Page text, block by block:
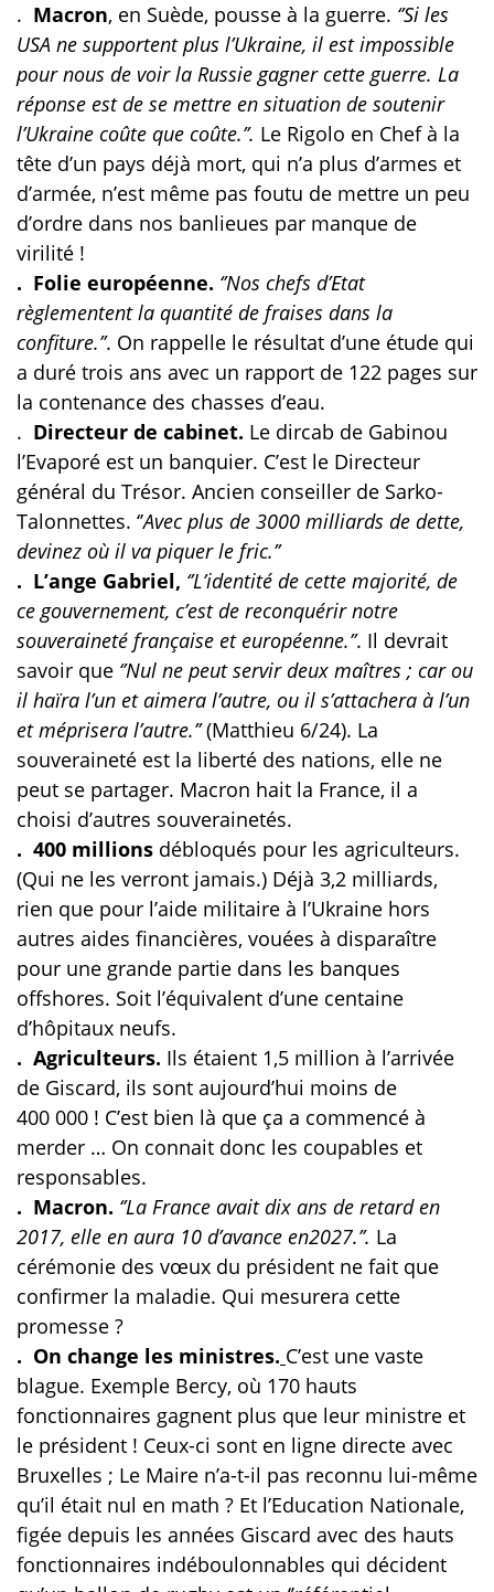
. Macron, en Suède, pousse à la guerre. ‘’Si les
USA ne supportent plus l’Ukraine, il est impossible
pour nous de voir la Russie gagner cette guerre. La
réponse est de se mettre en situation de soutenir
l’Ukraine coûte que coûte.’’. Le Rigolo en Chef à la
tête d’un pays déjà mort, qui n’a plus d’armes et
d’armée, n’est même pas foutu de mettre un peu
d’ordre dans nos banlieues par manque de
virilité !
. Folie européenne. ‘’Nos chefs d’Etat
règlementent la quantité de fraises dans la
confiture.’’. On rappelle le résultat d’une étude qui
a duré trois ans avec un rapport de 122 pages sur
la contenance des chasses d’eau.
. Directeur de cabinet. Le dircab de Gabinou
l’Evaporé est un banquier. C’est le Directeur
général du Trésor. Ancien conseiller de Sarko-
Talonnettes. ‘’Avec plus de 3000 milliards de dette,
devinez où il va piquer le fric.’’
. L’ange Gabriel, ‘’L’identité de cette majorité, de
ce gouvernement, c’est de reconquérir notre
souveraineté française et européenne.’’. Il devrait
savoir que ‘’Nul ne peut servir deux maîtres ; car ou
il haïra l’un et aimera l’autre, ou il s’attachera à l’un
et méprisera l’autre.’’(Matthieu 6/24). La
souveraineté est la liberté des nations, elle ne
peut se partager. Macron hait la France, il a
choisi d’autres souverainetés.
. 400 millions débloqués pour les agriculteurs.
(Qui ne les verront jamais.) Déjà 3,2 milliards,
rien que pour l’aide militaire à l’Ukraine hors
autres aides financières, vouées à disparaître
pour une grande partie dans les banques
offshores. Soit l’équivalent d’une centaine
d’hôpitaux neufs.
. Agriculteurs. Ils étaient 1,5 million à l’arrivée
de Giscard, ils sont aujourd’hui moins de
400 000 ! C’est bien là que ça a commencé à
merder … On connait donc les coupables et
responsables.
. Macron. ‘’La France avait dix ans de retard en
2017, elle en aura 10 d’avance en2027.’’. La
cérémonie des vœux du président ne fait que
confirmer la maladie. Qui mesurera cette
promesse ?
. On change les ministres. C’est une vaste
blague. Exemple Bercy, où 170 hauts
fonctionnaires gagnent plus que leur ministre et
le président ! Ceux-ci sont en ligne directe avec
Bruxelles ; Le Maire n’a-t-il pas reconnu lui-même
qu’il était nul en math ? Et l’Education Nationale,
figée depuis les années Giscard avec des hauts
fonctionnaires indéboulonnables qui décident